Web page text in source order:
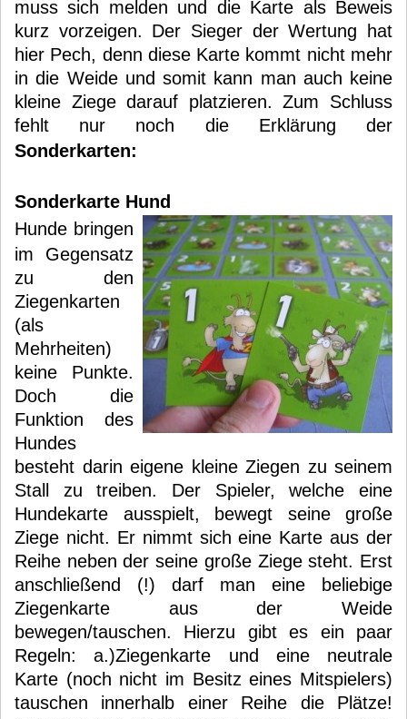
muss sich melden und die Karte als Beweis
kurz vorzeigen. Der Sieger der Wertung hat
hier Pech, denn diese Karte kommt nicht mehr
in die Weide und somit kann man auch keine
kleine Ziege darauf platzieren. Zum Schluss
fehlt nur noch die Erklärung der
Sonderkarten:
Sonderkarte Hund
Hunde bringen
im Gegensatz
zu den
Ziegenkarten
(als
Mehrheiten)
keine Punkte.
Doch die
Funktion des
Hundes
besteht darin eigene kleine Ziegen zu seinem
Stall zu treiben. Der Spieler, welche eine
Hundekarte ausspielt, bewegt seine große
Ziege nicht. Er nimmt sich eine Karte aus der
Reihe neben der seine große Ziege steht. Erst
anschließend (!) darf man eine beliebige
Ziegenkarte aus der Weide
bewegen/tauschen. Hierzu gibt es ein paar
Regeln: a.)Ziegenkarte und eine neutrale
Karte (noch nicht im Besitz eines Mitspielers)
tauschen innerhalb einer Reihe die Plätze!